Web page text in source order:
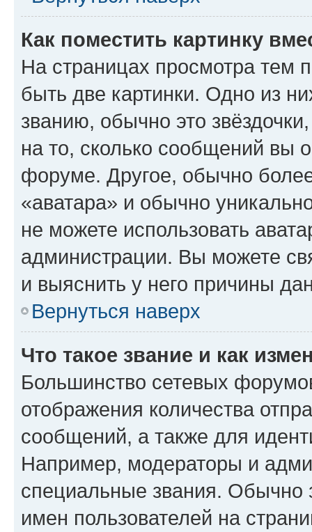
Как поместить картинку
На страницах просмотра тем
быть две картинки. Одно из
званию, обычно это
на то, сколько сообщений вы
форуме. Другое, обычно
«аватара» и обычно
не можете использовать
администрации. Вы можете
и выяснить у него причины
Вернуться наверх
Что такое звание и как
Большинство сетевых
отображения количества
сообщений, а также для
Например, модераторы и
специальные звания. Обычно
имен пользователей на